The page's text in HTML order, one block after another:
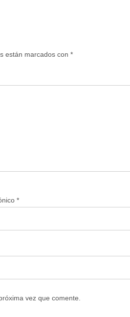
están marcados con *
*
vez que comente.